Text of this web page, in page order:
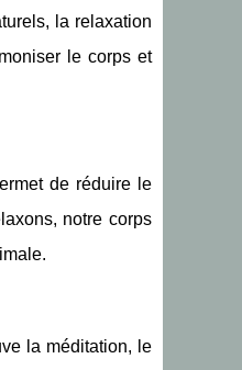
la relaxation
le corps et
de réduire le
notre corps
la méditation, le